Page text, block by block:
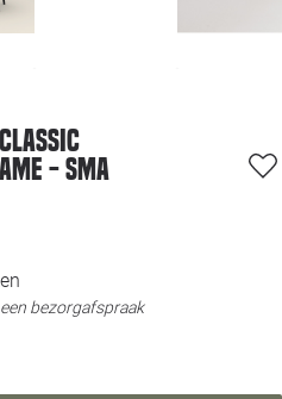
- Sma
bezorgafspraak